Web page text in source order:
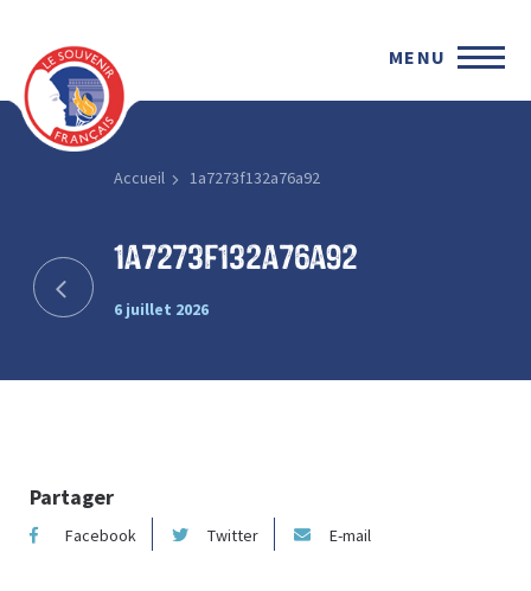
MENU
Accueil 1a7273f132a76a92
1a7273f132a76a92
6 juillet 2026
Partager
Facebook Twitter E-mail